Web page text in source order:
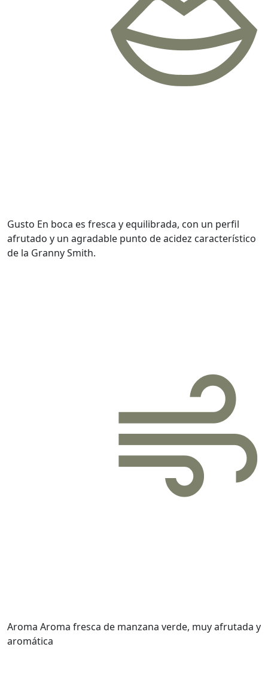
Gusto En boca es fresca y equilibrada, con un perfil
afrutado y un agradable punto de acidez característico
de la Granny Smith.
Aroma Aroma fresca de manzana verde, muy afrutada y
aromática